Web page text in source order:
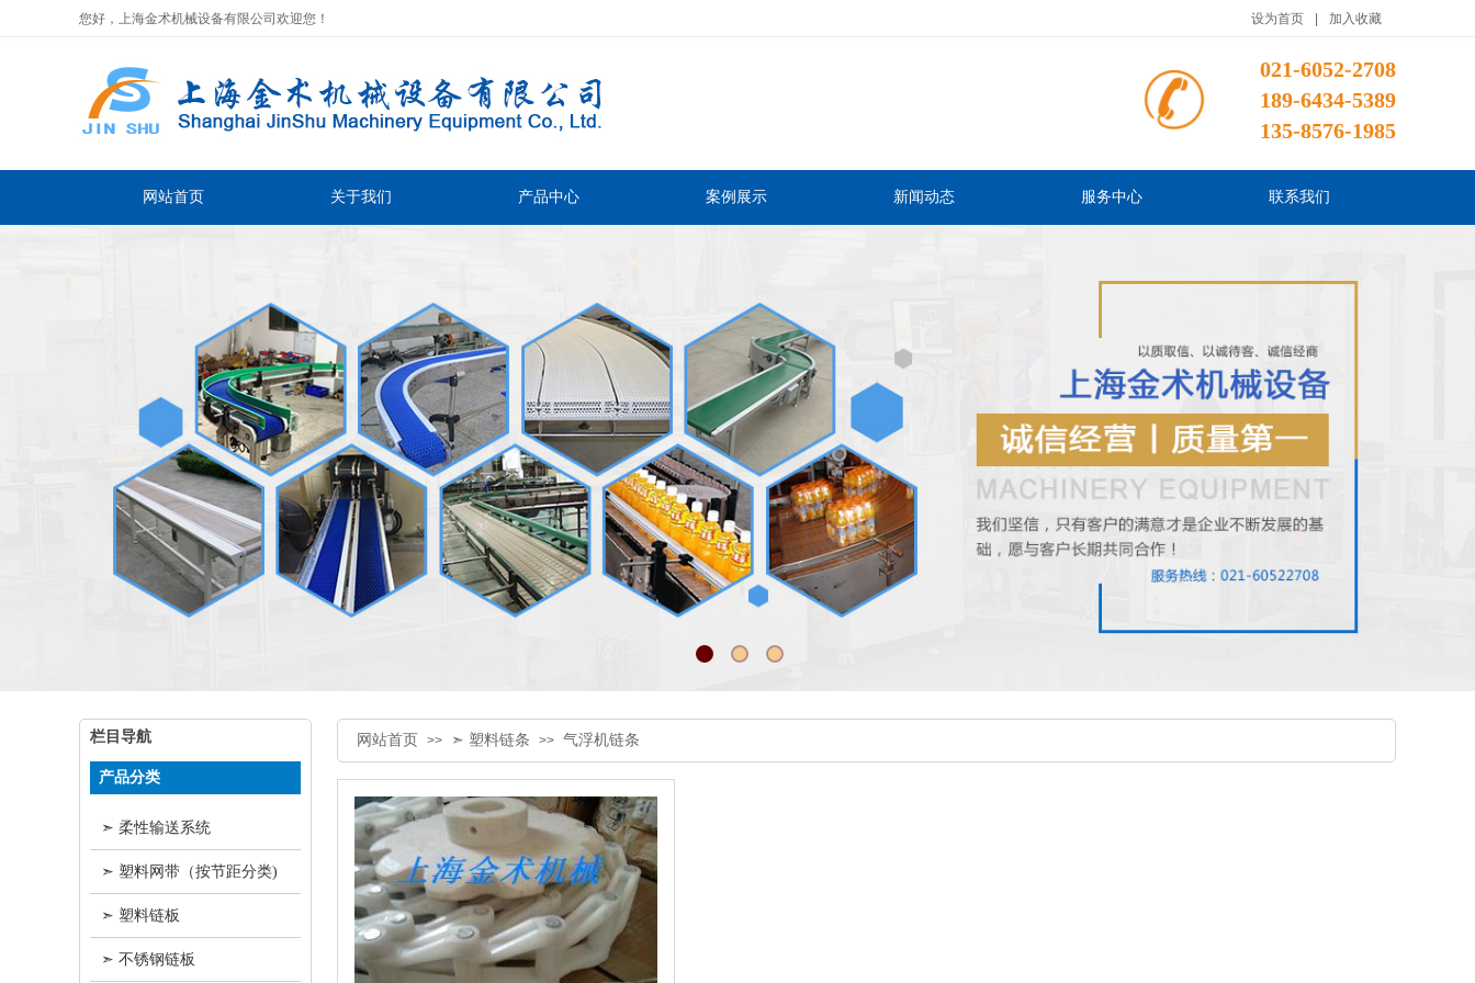
您好，上海金术机械设备有限公司欢迎您！ 设为首页 加入收藏
021-6052-2708
189-6434-5389
135-8576-1985
网站首页 关于我们 产品中心 案例展示 新闻动态 服务中心 联系我们
栏目导航
➣ 柔性输送系统
➣ 塑料网带（按节距分类)
➣ 塑料链板
➣ 不锈钢链板
产品分类
网站首页 >> ➣ 塑料链条 >> 气浮机链条